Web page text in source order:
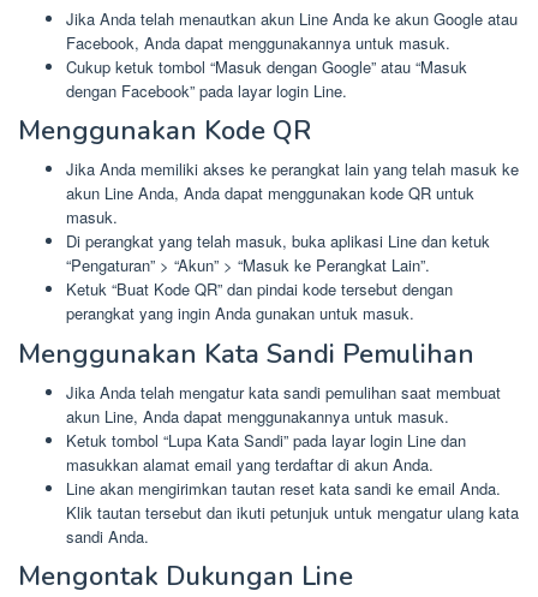
Jika Anda telah menautkan akun Line Anda ke akun Google atau
Facebook, Anda dapat menggunakannya untuk masuk.
Cukup ketuk tombol “Masuk dengan Google” atau “Masuk
dengan Facebook” pada layar login Line.
Menggunakan Kode QR
Jika Anda memiliki akses ke perangkat lain yang telah masuk ke
akun Line Anda, Anda dapat menggunakan kode QR untuk
masuk.
Di perangkat yang telah masuk, buka aplikasi Line dan ketuk
“Pengaturan” > “Akun” > “Masuk ke Perangkat Lain”.
Ketuk “Buat Kode QR” dan pindai kode tersebut dengan
perangkat yang ingin Anda gunakan untuk masuk.
Menggunakan Kata Sandi Pemulihan
Jika Anda telah mengatur kata sandi pemulihan saat membuat
akun Line, Anda dapat menggunakannya untuk masuk.
Ketuk tombol “Lupa Kata Sandi” pada layar login Line dan
masukkan alamat email yang terdaftar di akun Anda.
Line akan mengirimkan tautan reset kata sandi ke email Anda.
Klik tautan tersebut dan ikuti petunjuk untuk mengatur ulang kata
sandi Anda.
Mengontak Dukungan Line